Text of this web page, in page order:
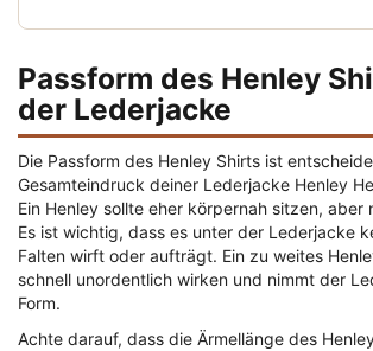
Passform des Henley
der Lederjacke
Die Passform des Henley Shirts ist
Gesamteindruck deiner Lederjacke Henley
Ein Henley sollte eher körpernah sitzen, aber
Es ist wichtig, dass es unter der Lederjacke
Falten wirft oder aufträgt. Ein zu weites
schnell unordentlich wirken und nimmt der
Form.
Achte darauf, dass die Ärmellänge des